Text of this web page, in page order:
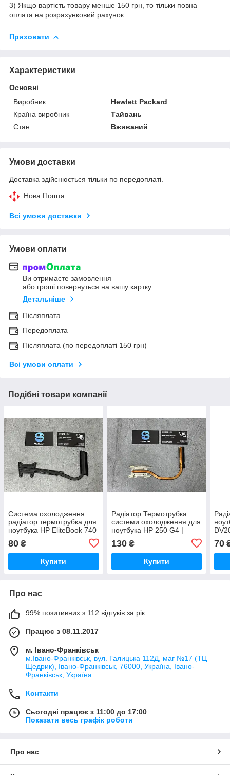
3) Якщо вартість товару менше 150 грн, то тільки повна
оплата на розрахунковий рахунок.
Приховати
Характеристики
Основні
Виробник
Hewlett Packard
Країна виробник
Тайвань
Стан
Вживаний
Умови доставки
Доставка здійснюється тільки по передоплаті.
Нова Пошта
Всі умови доставки
Умови оплати
Ви отримаєте замовлення
або гроші повернуться на вашу картку
Детальніше
Післяплата
Передоплата
Післяплата (по передоплаті 150 грн)
Всі умови оплати
Подібні товари компанії
Система охолодження
радіатор термотрубка для
ноутбука HP EliteBook 740
G1 | 740 G2 | 840 G1 | 840
G2
80 ₴
Купити
Радіатор Термотрубка
системи охолодження для
ноутбука HP 250 G4 |
AT1EM0020K0
130₴
Купити
011
70
Про нас
99% позитивних з 112 відгуків за рік
Працює з 08.11.2017
м. Івано-Франківськ
м.Івано-Франківськ, вул. Галицька 112Д, маг №17 (ТЦ
Щедрик), Івано-Франківськ, 76000, Україна, Івано-
Франківськ, Україна
Контакти
Сьогодні працює з 11:00 до 17:00
Показати весь графік роботи
Про нас